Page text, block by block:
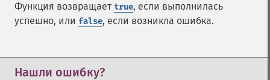
Функция возвращает true, если выполнилась
успешно, или false, если возникла ошибка.
Нашли ошибку?